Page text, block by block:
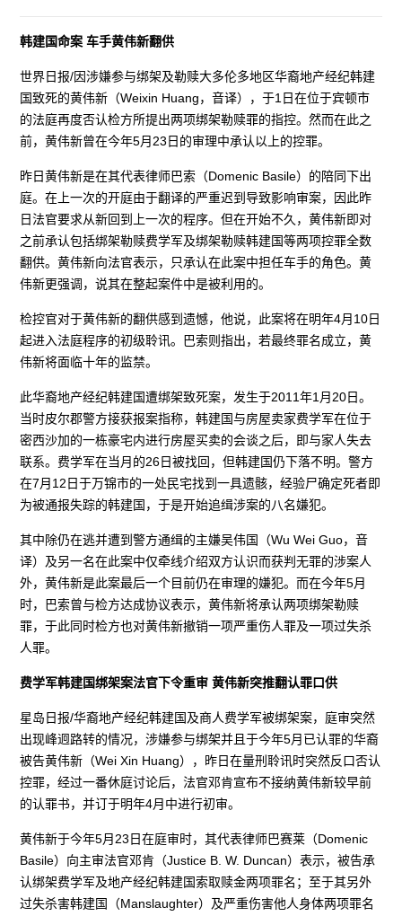
韩建国命案 车手黄伟新翻供
世界日报/因涉嫌参与绑架及勒赎大多伦多地区华裔地产经纪韩建
国致死的黄伟新（Weixin Huang，音译），于1日在位于宾顿市
的法庭再度否认检方所提出两项绑架勒赎罪的指控。然而在此之
前，黄伟新曾在今年5月23日的审理中承认以上的控罪。
昨日黄伟新是在其代表律师巴索（Domenic Basile）的陪同下出
庭。在上一次的开庭由于翻译的严重迟到导致影响审案，因此昨
日法官要求从新回到上一次的程序。但在开始不久，黄伟新即对
之前承认包括绑架勒赎费学军及绑架勒赎韩建国等两项控罪全数
翻供。黄伟新向法官表示，只承认在此案中担任车手的角色。黄
伟新更强调，说其在整起案件中是被利用的。
检控官对于黄伟新的翻供感到遗憾，他说，此案将在明年4月10日
起进入法庭程序的初级聆讯。巴索则指出，若最终罪名成立，黄
伟新将面临十年的监禁。
此华裔地产经纪韩建国遭绑架致死案，发生于2011年1月20日。
当时皮尔郡警方接获报案指称，韩建国与房屋卖家费学军在位于
密西沙加的一栋豪宅内进行房屋买卖的会谈之后，即与家人失去
联系。费学军在当月的26日被找回，但韩建国仍下落不明。警方
在7月12日于万锦市的一处民宅找到一具遗骸，经验尸确定死者即
为被通报失踪的韩建国，于是开始追缉涉案的八名嫌犯。
其中除仍在逃并遭到警方通缉的主嫌吴伟国（Wu Wei Guo，音
译）及另一名在此案中仅牵线介绍双方认识而获判无罪的涉案人
外，黄伟新是此案最后一个目前仍在审理的嫌犯。而在今年5月
时，巴索曾与检方达成协议表示，黄伟新将承认两项绑架勒赎
罪，于此同时检方也对黄伟新撤销一项严重伤人罪及一项过失杀
人罪。
费学军韩建国绑架案法官下令重审 黄伟新突推翻认罪口供
星岛日报/华裔地产经纪韩建国及商人费学军被绑架案，庭审突然
出现峰迥路转的情况，涉嫌参与绑架并且于今年5月已认罪的华裔
被告黄伟新（Wei Xin Huang），昨日在量刑聆讯时突然反口否认
控罪，经过一番休庭讨论后，法官邓肯宣布不接纳黄伟新较早前
的认罪书，并订于明年4月中进行初审。
黄伟新于今年5月23日在庭审时，其代表律师巴赛莱（Domenic
Basile）向主审法官邓肯（Justice B. W. Duncan）表示，被告承
认绑架费学军及地产经纪韩建国索取赎金两项罪名；至于其另外
过失杀害韩建国（Manslaughter）及严重伤害他人身体两项罪名